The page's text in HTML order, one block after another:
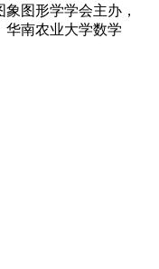
图形学学会主办，
华南农业大学数学